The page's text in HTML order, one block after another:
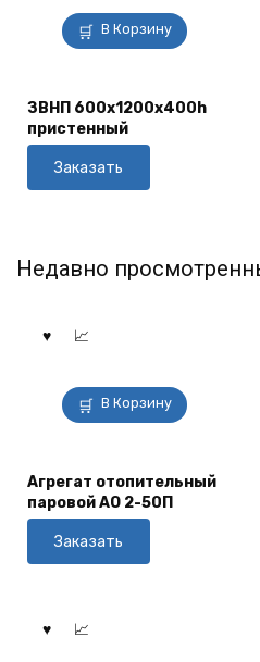
В Корзину
ЗВНП 600х1200х400h
пристенный
Заказать
Недавно
В Корзину
Агрегат отопительный
паровой АО 2-50П
Заказать